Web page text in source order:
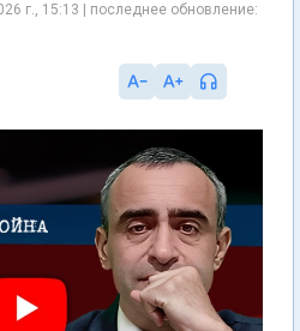
г., 15:13 | последнее обновление: